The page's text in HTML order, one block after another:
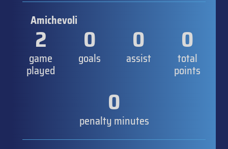
Amichevoli
2
game
played
0
goals
0
assist
0
total
points
0
penalty minutes